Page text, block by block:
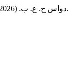
دواس ح. ع. ب. (2026). تقييم وتحسين أداء حركة المرور عند تقاطع شارعي طرابلس والإمام سحنون في أجدابيا ليبيا: حلول هندسية مقترحة باستخدام الدوارين الآمنين.